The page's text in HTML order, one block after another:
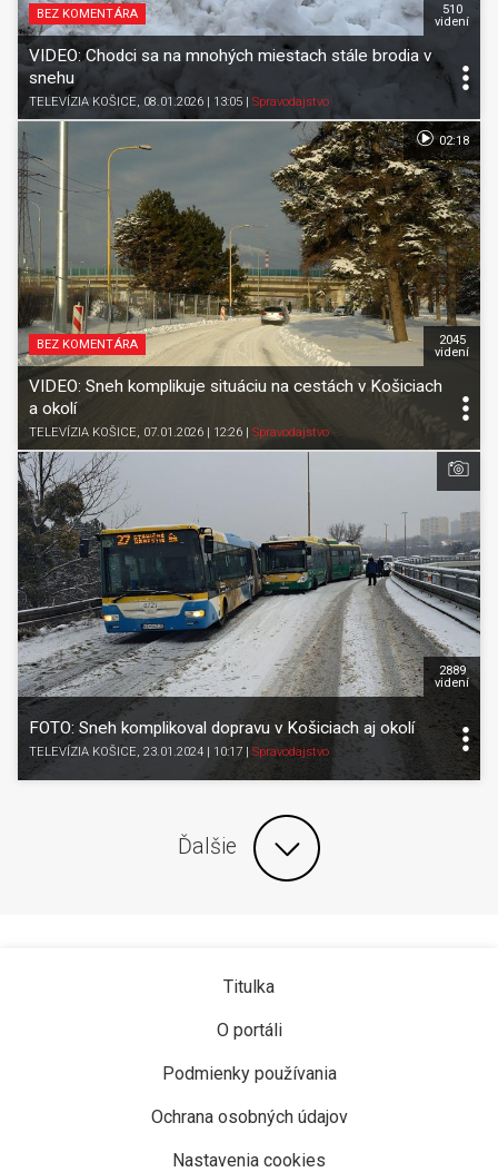
BEZ KOMENTÁRA
VIDEO: Chodci sa na mnohých miestach stále brodia v
snehu
TELEVÍZIA KOŠICE, 08.01.2026 | 13:05 | Spravodajstvo
510
videní
BEZ KOMENTÁRA
VIDEO: Sneh komplikuje situáciu na cestách v Košiciach
a okolí
TELEVÍZIA KOŠICE, 07.01.2026 | 12:26 Spravodajstvo
2045
videní
02:18
FOTO: Sneh komplikoval dopravu v Košiciach aj okolí
TELEVÍZIA KOŠICE, 23.01.2024 | 10:17 Spravodajstvo
2889
videní
Ďalšie
Titulka
O portáli
Podmienky používania
Ochrana osobných údajov
Nastavenia cookies